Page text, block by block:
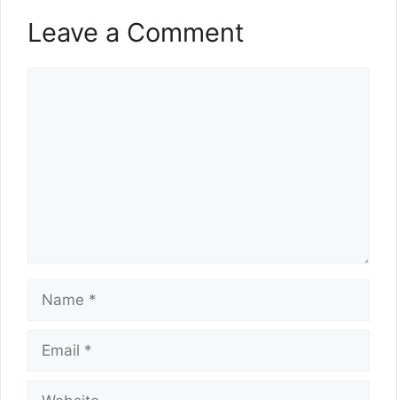
Leave a Comment